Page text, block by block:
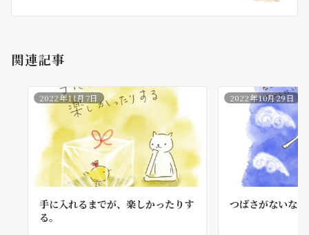
ン
関連記事
2022年11月7日
手に入れるまでが、楽しかったりす
る。
2022年10月29日
つばさがないな